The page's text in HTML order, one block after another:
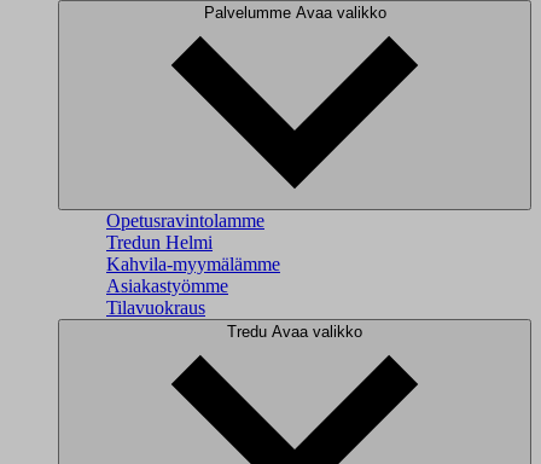
Palvelumme Avaa valikko
Opetusravintolamme
Tredun Helmi
Kahvila-myymälämme
Asiakastyömme
Tilavuokraus
Tredu Avaa valikko